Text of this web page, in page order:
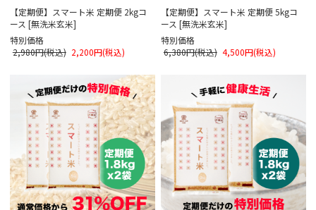
【定期便】スマート米 定期便 2kgコ
ース [無洗米玄米]
特別価格
2,980円(税込) 2,200円(税込)
【定期便】スマート米 定期便 5kgコ
ース [無洗米玄米]
特別価格
6,380円(税込) 4,500円(税込)